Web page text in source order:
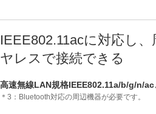
IEEE802.11acに対応し
ヤレスで接続できる
高速無線LAN規格IEEE802.11a/b/g/n/
＊3：Bluetooth対応の周辺機器が必要です。